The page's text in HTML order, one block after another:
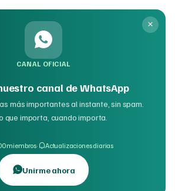
CANAL OFICIAL
canal de WhatsApp
más importantes al instante, sin spam.
que importa, cuando importa.
miembros· Actualizaciones diarias
Unirme ahora